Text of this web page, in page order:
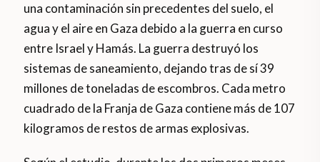
una contaminación sin precedentes del suelo, el
agua y el aire en Gaza debido a la guerra en curso
entre Israel y Hamás. La guerra destruyó los
sistemas de saneamiento, dejando tras de sí 39
millones de toneladas de escombros. Cada metro
cuadrado de la Franja de Gaza contiene más de 107
kilogramos de restos de armas explosivas.